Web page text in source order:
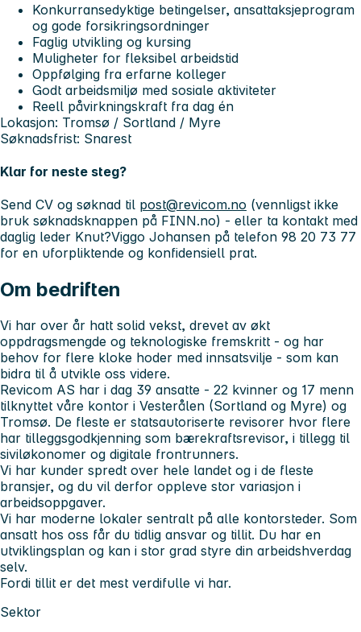
Konkurransedyktige betingelser, ansattaksjeprogram
og gode forsikringsordninger
Faglig utvikling og kursing
Muligheter for fleksibel arbeidstid
Oppfølging fra erfarne kolleger
Godt arbeidsmiljø med sosiale aktiviteter
Reell påvirkningskraft fra dag én
Lokasjon: Tromsø / Sortland / Myre
Søknadsfrist: Snarest
Klar for neste steg?
Send CV og søknad til post@revicom.no (vennligst ikke
bruk søknadsknappen på FINN.no) - eller ta kontakt med
daglig leder Knut?Viggo Johansen på telefon 98 20 73 77
for en uforpliktende og konfidensiell prat.
Om bedriften
Vi har over år hatt solid vekst, drevet av økt
oppdragsmengde og teknologiske fremskritt - og har
behov for flere kloke hoder med innsatsvilje - som kan
bidra til å utvikle oss videre.
Revicom AS har i dag 39 ansatte - 22 kvinner og 17 menn
tilknyttet våre kontor i Vesterålen (Sortland og Myre) og
Tromsø. De fleste er statsautoriserte revisorer hvor flere
har tilleggsgodkjenning som bærekraftsrevisor, i tillegg til
siviløkonomer og digitale frontrunners.
Vi har kunder spredt over hele landet og i de fleste
bransjer, og du vil derfor oppleve stor variasjon i
arbeidsoppgaver.
Vi har moderne lokaler sentralt på alle kontorsteder. Som
ansatt hos oss får du tidlig ansvar og tillit. Du har en
utviklingsplan og kan i stor grad styre din arbeidshverdag
selv.
Fordi tillit er det mest verdifulle vi har.
Sektor